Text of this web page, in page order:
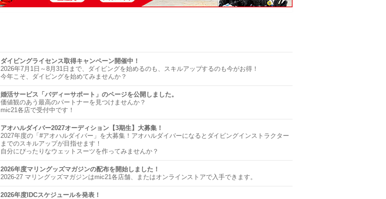
ダイビングライセンス取得キャンペーン開催中！
2026年7月1日～8月31日まで、ダイビングを始めるのも、スキルアップするのも今がお得！
今年こそ、ダイビングを始めてみませんか？
婚活サービス「バディーサポート」のページを公開しました。
価値観のあう最高のパートナーを見つけませんか？
mic21各店で受付中です！
アオハルダイバー2027オーディション【3期生】大募集！
2027年度の「#アオハルダイバー」を大募集！アオハルダイバーになるとダイビングインストラクター
までのスキルアップが目指せます！
自分にぴったりなウェットスーツを作ってみませんか？
2026年度マリングッズマガジンの配布を開始しました！
2026-27 マリングッズマガジンはmic21各店舗、またはオンラインストアで入手できます。
2026年度IDCスケジュールを発表！